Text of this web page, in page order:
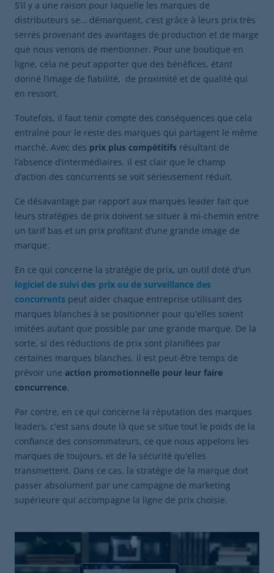
S’il y a une raison pour laquelle les marques de
distributeurs se… démarquent, c’est grâce à leurs prix très
serrés provenant des avantages de production et de marge
que nous venons de mentionner. Pour une boutique en
ligne, cela ne peut apporter que des bénéfices, étant
donné l’image de fiabilité, de proximité et de qualité qui
en ressort.
Toutefois, il faut tenir compte des conséquences que cela
entraîne pour le reste des marques qui partagent le même
marché. Avec des prix plus compétitifs résultant de
l’absence d’intermédiaires, il est clair que le champ
d’action des concurrents se voit sérieusement réduit.
Ce désavantage par rapport aux marques leader fait que
leurs stratégies de prix doivent se situer à mi-chemin entre
un tarif bas et un prix profitant d’une grande image de
marque.
En ce qui concerne la stratégie de prix, un outil doté d'un
logiciel de suivi des prix ou de surveillance des
concurrents peut aider chaque entreprise utilisant des
marques blanches à se positionner pour qu'elles soient
imitées autant que possible par une grande marque. De la
sorte, si des réductions de prix sont planifiées par
certaines marques blanches, il est peut-être temps de
prévoir une action promotionnelle pour leur faire
concurrence.
Par contre, en ce qui concerne la réputation des marques
leaders, c'est sans doute là que se situe tout le poids de la
confiance des consommateurs, ce que nous appelons les
marques de toujours, et de la sécurité qu'elles
transmettent. Dans ce cas, la stratégie de la marque doit
passer absolument par une campagne de marketing
supérieure qui accompagne la ligne de prix choisie.